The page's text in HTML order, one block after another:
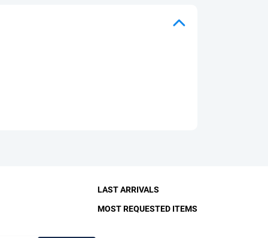
LAST ARRIVALS
MOST REQUESTED ITEMS